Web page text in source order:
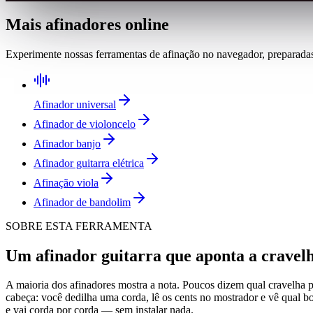
Mais afinadores online
Experimente nossas ferramentas de afinação no navegador,
Afinador universal
Afinador de violoncelo
Afinador banjo
Afinador guitarra elétrica
Afinação viola
Afinador de bandolim
SOBRE ESTA FERRAMENTA
Um afinador guitarra que aponta a
A maioria dos afinadores mostra a nota. Poucos dizem qual
cabeça: você dedilha uma corda, lê os cents no mostrador e vê qual
e vai corda por corda — sem instalar nada.